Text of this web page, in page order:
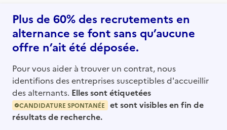
Plus de 60% des recrutements en
alternance se font sans qu’aucune
offre n’ait été déposée.
Pour vous aider à trouver un contrat, nous
identifions des entreprises susceptibles d'accueillir
des alternants. Elles sont étiquetées
CANDIDATURE SPONTANÉE
et sont visibles en fin de
résultats de recherche.